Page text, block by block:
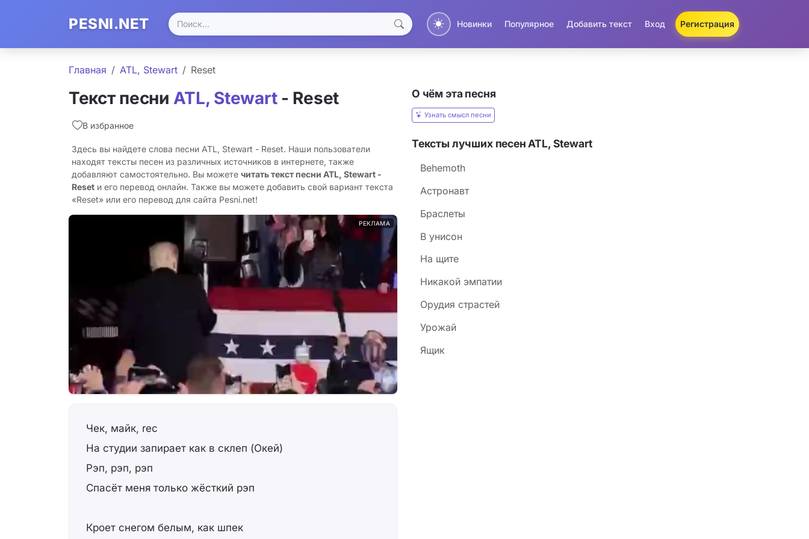
PESNI.NET Новинки Популярное Добавить текст Вход Регистрация
Главная ATL, Stewart Reset
Текст песни ATL, Stewart- Reset
В избранное
Здесь вы найдете слова песни ATL, Stewart - Reset. Наши пользователи
находят тексты песен из различных источников в интернете, также
добавляют самостоятельно. Вы можете читать текст песни ATL, Stewart -
Reset и его перевод онлайн. Также вы можете добавить свой вариант текста
«Reset» или его перевод для сайта Pesni.net!
РЕКЛАМА
Чек, майк, rec
На студии запирает как в склеп (Окей)
Рэп, рэп, рэп
Спасёт меня только жёсткий рэп
Кроет снегом белым, как шпек
О чём эта песня
Узнать смысл песни
Тексты лучших песен ATL, Stewart
Behemoth
Астронавт
Браслеты
В унисон
На щите
Никакой эмпатии
Орудия страстей
Урожай
Ящик